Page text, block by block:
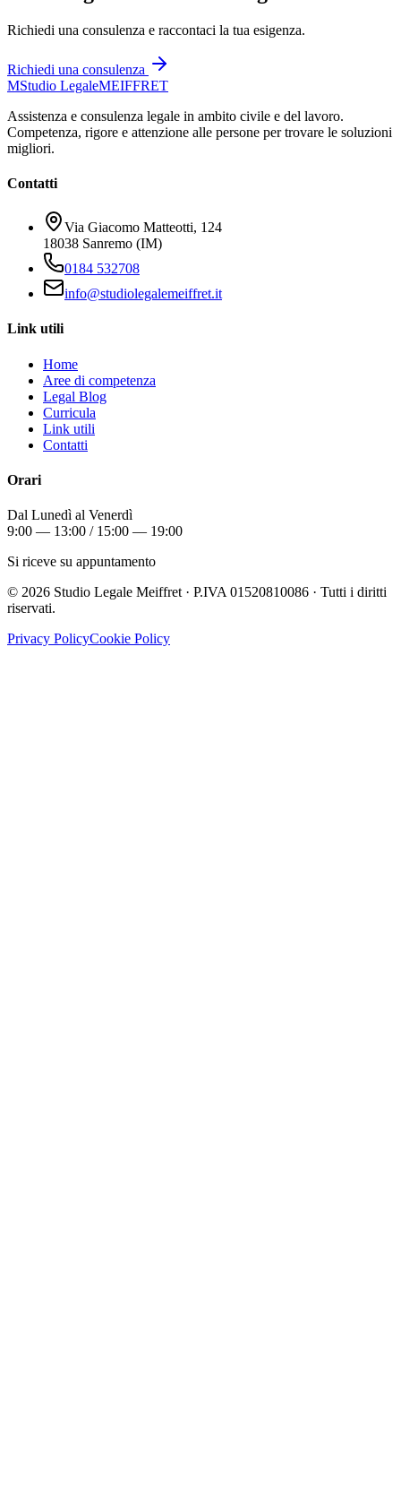
Richiedi una consulenza e raccontaci la tua esigenza.
Richiedi una consulenza
MStudio LegaleMEIFFRET
Assistenza e consulenza legale in ambito civile e del lavoro.
Competenza, rigore e attenzione alle persone per trovare le soluzioni
migliori.
Contatti
Via Giacomo Matteotti, 124
18038 Sanremo (IM)
0184 532708
info@studiolegalemeiffret.it
Link utili
Home
Aree di competenza
Legal Blog
Curricula
Link utili
Contatti
Orari
Dal Lunedì al Venerdì
9:00 — 13:00 / 15:00 — 19:00
Si riceve su appuntamento
© 2026 Studio Legale Meiffret · P.IVA 01520810086 · Tutti i diritti
riservati.
Privacy PolicyCookie Policy